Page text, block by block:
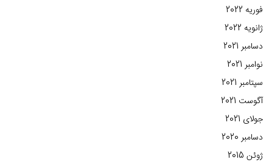
فوریه 2022
ژانویه 2022
دسامبر 2021
نوامبر 2021
سپتامبر 2021
آگوست 2021
جولای 2021
دسامبر 2020
ژوئن 2015